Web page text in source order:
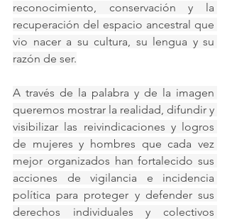
reconocimiento, conservación y la
recuperación del espacio ancestral que
vio nacer a su cultura, su lengua y su
razón de ser.
A través de la palabra y de la imagen
queremos mostrar la realidad, difundir y
visibilizar las reivindicaciones y logros
de mujeres y hombres que cada vez
mejor organizados han fortalecido sus
acciones de vigilancia e incidencia
política para proteger y defender sus
derechos individuales y colectivos